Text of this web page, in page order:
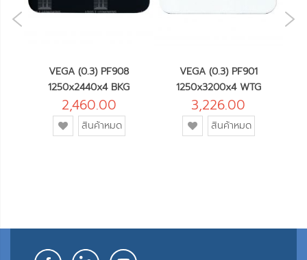
VEGA (0.3) PF908
1250x2440x4 BKG
2,460.00
เพิ่มสินค้าหมด
VEGA (0.3) PF901
1250x3200x4 WTG
3,226.00
เพิ่มสินค้าหมด